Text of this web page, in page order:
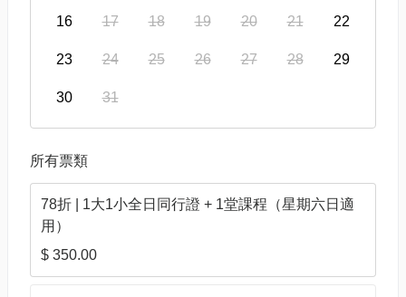
16 17 18 19 20 21 22
23 24 25 26 27 28 29
30 31
所有票類
78折 | 1大1小全日同行證 + 1堂課程（星期六日適
用）
$ 350.00